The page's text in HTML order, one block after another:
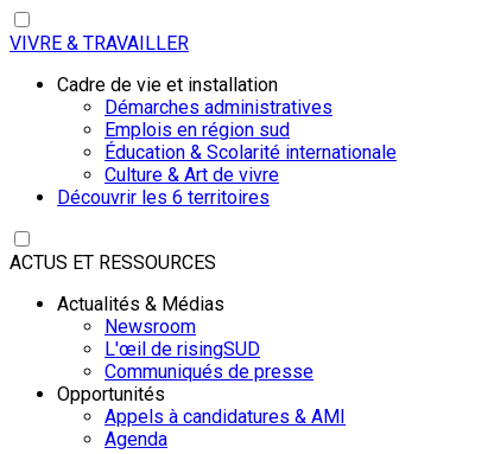
VIVRE & TRAVAILLER
Cadre de vie et installation
Démarches administratives
Emplois en région sud
Éducation & Scolarité internationale
Culture & Art de vivre
Découvrir les 6 territoires
ACTUS ET RESSOURCES
Actualités & Médias
Newsroom
L'œil de risingSUD
Communiqués de presse
Opportunités
Appels à candidatures & AMI
Agenda